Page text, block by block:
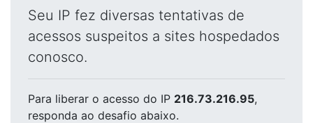
Seu IP fez diversas tentativas de
acessos suspeitos a sites hospedados
conosco.
Para liberar o acesso do IP 216.73.216.95,
responda ao desafio abaixo.